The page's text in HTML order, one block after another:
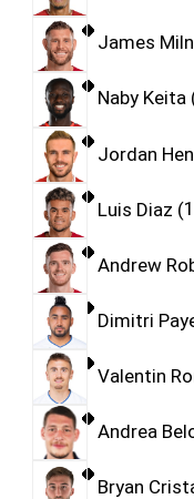
James
Naby Keita
Jordan
Luis Diaz
Andrew
Dimitri
Valentin
Andrea
Bryan